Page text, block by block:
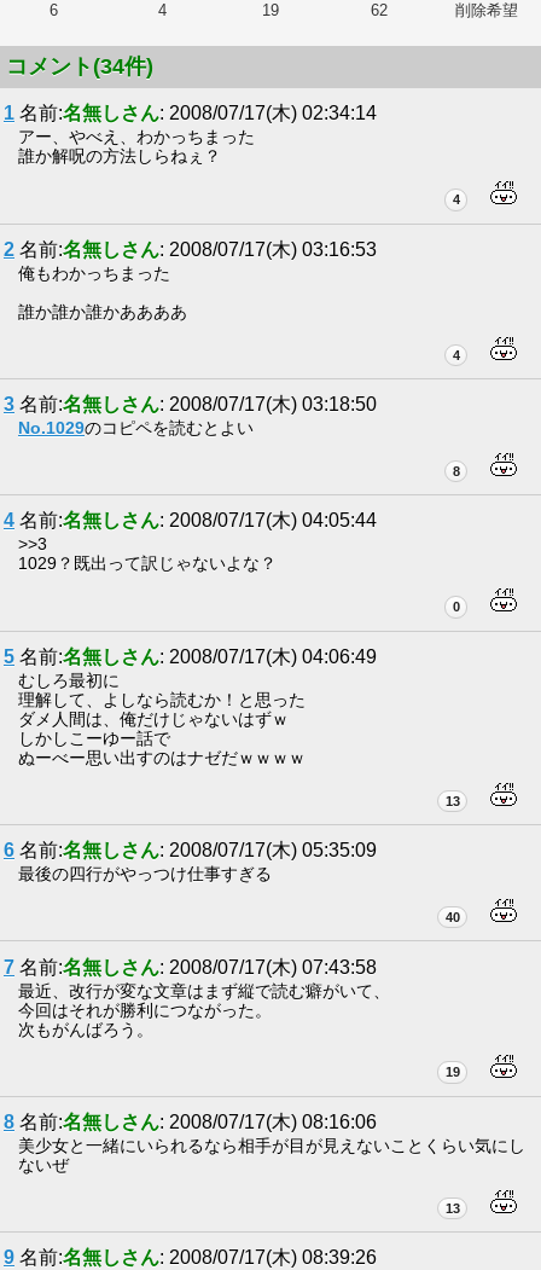
6 4 19 62 削除希望
コメント(34件)
1 名前:名無しさん: 2008/07/17(木) 02:34:14
アー、やべえ、わかっちまった
誰か解呪の方法しらねぇ？
4
2 名前:名無しさん: 2008/07/17(木) 03:16:53
俺もわかっちまった
誰か誰か誰かああああ
4
3 名前:名無しさん: 2008/07/17(木) 03:18:50
No.1029のコピペを読むとよい
8
4 名前:名無しさん: 2008/07/17(木) 04:05:44
>>3
1029？既出って訳じゃないよな？
0
5 名前:名無しさん: 2008/07/17(木) 04:06:49
むしろ最初に
理解して、よしなら読むか！と思った
ダメ人間は、俺だけじゃないはずｗ
しかしこーゆー話で
ぬーべー思い出すのはナゼだｗｗｗｗ
13
6 名前:名無しさん: 2008/07/17(木) 05:35:09
最後の四行がやっつけ仕事すぎる
40
7 名前:名無しさん: 2008/07/17(木) 07:43:58
最近、改行が変な文章はまず縦で読む癖がいて、
今回はそれが勝利につながった。
次もがんばろう。
19
8 名前:名無しさん: 2008/07/17(木) 08:16:06
美少女と一緒にいられるなら相手が目が見えないことくらい気にし
ないぜ
13
9 名前:名無しさん: 2008/07/17(木) 08:39:26